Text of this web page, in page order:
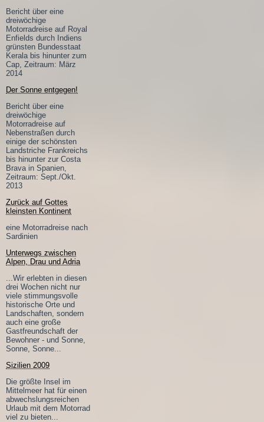
Bericht über eine
dreiwöchige
Motorradreise auf Royal
Enfields durch Indiens
grünsten Bundesstaat
Kerala bis hinunter zum
Cap, Zeitraum: März
2014
Der Sonne entgegen!
Bericht über eine
dreiwöchige
Motorradreise auf
Nebenstraßen durch
einige der schönsten
Landstriche Frankreichs
bis hinunter zur Costa
Brava in Spanien,
Zeitraum: Sept./Okt.
2013
Zurück auf Gottes
kleinsten Kontinent
eine Motorradreise nach
Sardinien
Unterwegs zwischen
Alpen, Drau und Adria
...Wir erlebten in diesen
drei Wochen nicht nur
viele stimmungsvolle
historische Orte und
Landschaften, sondern
auch eine große
Gastfreundschaft der
Bewohner - und Sonne,
Sonne, Sonne...
Sizilien 2009
Die größte Insel im
Mittelmeer hat für einen
abwechslungsreichen
Urlaub mit dem Motorrad
viel zu bieten...